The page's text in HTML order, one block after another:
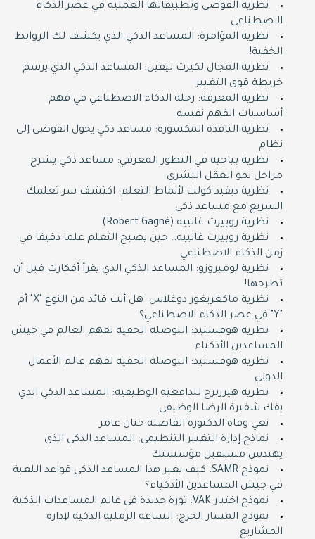
نظرية الفوضى وتطبيقاتها العملية في عصر الذكاء
الاصطناعي
نظرية المؤامرة: المساعد الذكي الذي يكشف لك الروابط
الخفية!
نظرية المجال لكيرت ليفين: المساعد الذكي الذي يرسم
خريطة قوى التغيير
نظرية المعرفة: رحلة الذكاء الاصطناعي في فهم
أساسيات الفهم نفسه
نظرية النافذة المكسورة: مساعد ذكي يحول الفوضى إلى
نظام
نظرية بياجيه في التطور المعرفي: مساعد ذكي يشرح
مراحل نمو العقل البشري
نظرية ديفيد كولب لأنماط التعلم: اكتشف سر تعلمك
السريع مع مساعد ذكي
نظرية روبيرت غانييه (Robert Gagné)
نظرية روبيرت غانييه.. حين يصبح التعلم علما دقيقا في
زمن الذكاء الاصطناعي
نظرية لومبروزو: المساعد الذكي الذي يقرأ أفكارك قبل أن
تطرحها!
نظرية ماكغريغور دوغلاس: هل أنت قائد من النوع "X" أم
نظرية هوفستيد: البوصلة الخفية لفهم العالم في جيش
المساعدين الأذكياء
نظرية هوفستيد: البوصلة الخفية لفهم عالم الأعمال
الدولي
نظرية هيرزبرج للدافعية الوظيفية: المساعد الذكي الذي
يفك شفيرة الرضا الوظيفي
نعي وفاة الدكتورة الفاضلة حنان عامر
نماذج إدارة التغيير التنظيمي: المساعد الذكي الذي
يهندس مستقبل مؤسستك
نموذج SAMR: كيف يغير هذا المساعد الذكي قواعد اللعبة
في جيش المساعدين الأذكياء؟
نموذج اختبار VAK: ثورة جديدة في عالم المساعدات الذكية
نموذج المسار الحرج: الساعة الرملية الذكية لإدارة
المشاريع